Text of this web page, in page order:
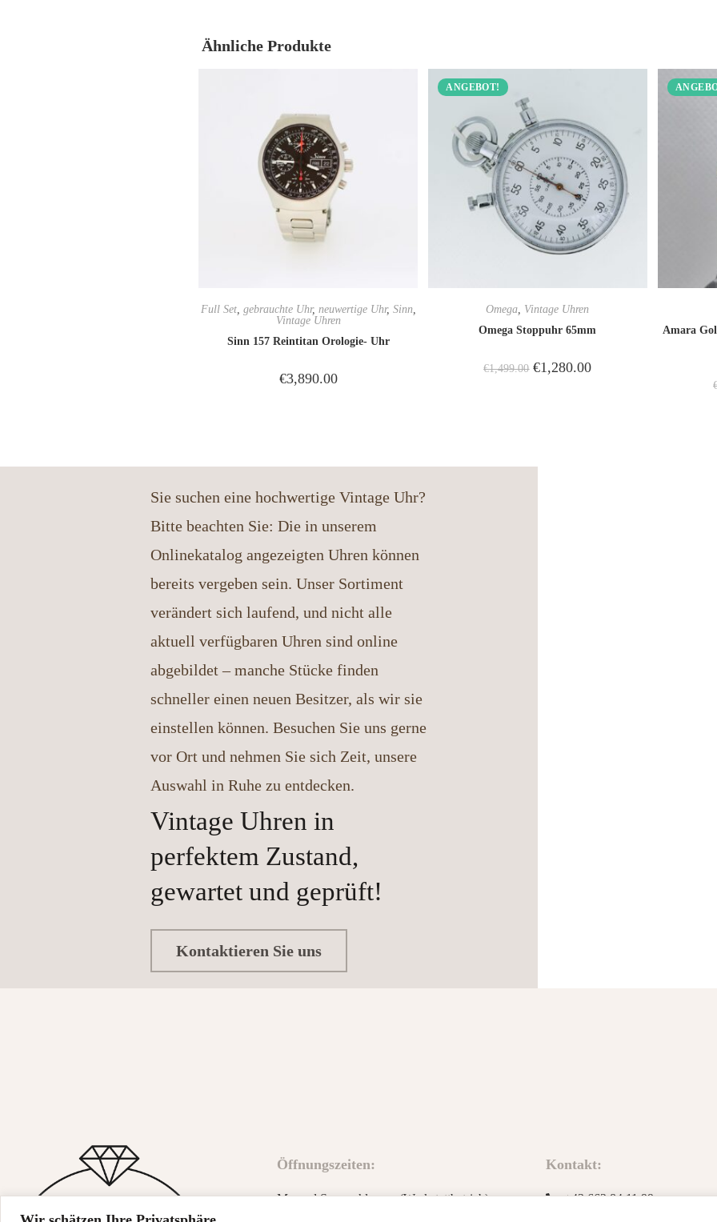
Ähnliche Produkte
Full Set, gebrauchte Uhr, neuwertige Uhr, Sinn,
Vintage Uhren
Sinn 157 Reintitan Orologie- Uhr
€3,890.00
ANGEBOT!
Omega Vintage Uhren
Omega Stoppuhr 65mm
€1,499.00 €1,280.00
Amara
Sie suchen eine hochwertige Vintage Uhr?
Bitte beachten Sie: Die in unserem
Onlinekatalog angezeigten Uhren können
bereits vergeben sein. Unser Sortiment
verändert sich laufend, und nicht alle
aktuell verfügbaren Uhren sind online
abgebildet – manche Stücke finden
schneller einen neuen Besitzer, als wir sie
einstellen können. Besuchen Sie uns gerne
vor Ort und nehmen Sie sich Zeit, unsere
Auswahl in Ruhe zu entdecken.
Vintage Uhren in
perfektem Zustand,
gewartet und geprüft!
Kontaktieren Sie uns
Öffnungszeiten:
Mo und Sa geschlossen (Werkstattbetrieb)
Kontakt:
+43 662 84 11 99